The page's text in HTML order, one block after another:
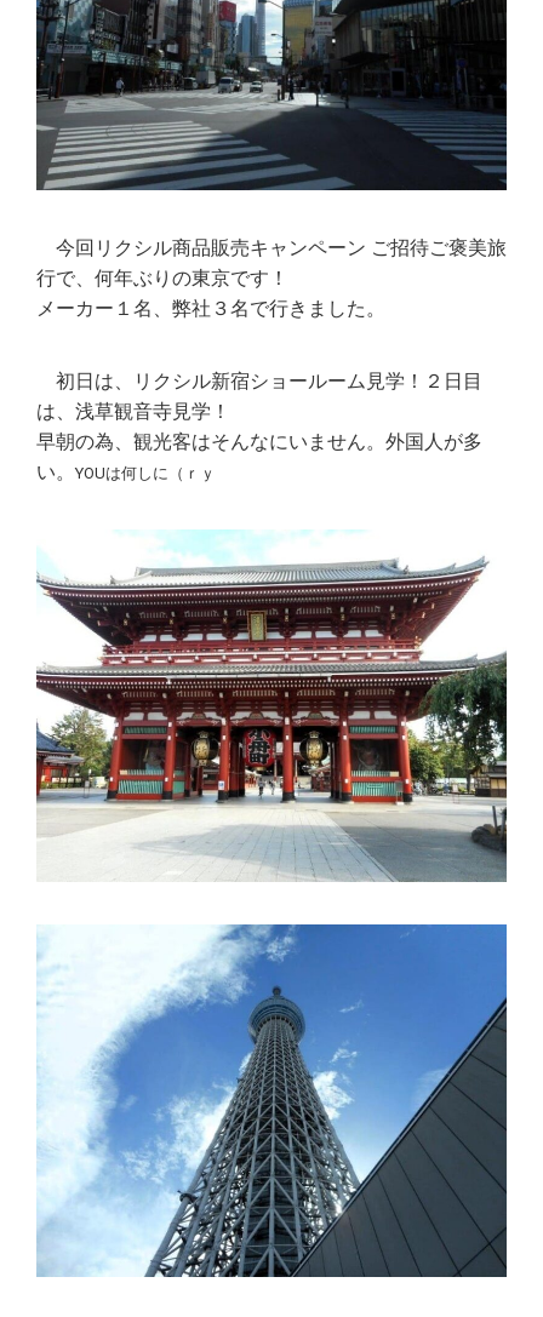
今回リクシル商品販売キャンペーン ご招待ご褒美旅
行で、何年ぶりの東京です！
メーカー１名、弊社３名で行きました。
初日は、リクシル新宿ショールーム見学！２日目
は、浅草観音寺見学！
早朝の為、観光客はそんなにいません。外国人が多
い。YOUは何しに（ｒｙ